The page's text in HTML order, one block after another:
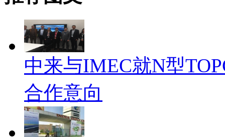
中来与IMEC就N型
合作意向